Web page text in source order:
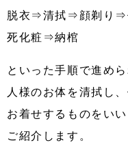
脱衣⇒清拭⇒顔剃り⇒
死化粧⇒納棺
といった手順で進め
人様のお体を清拭し
お着せするものをい
ご紹介します。